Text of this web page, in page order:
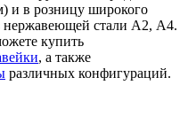
и в розницу широкого
нержавеющей стали А2, А4.
купить
, а также
различных конфигураций.